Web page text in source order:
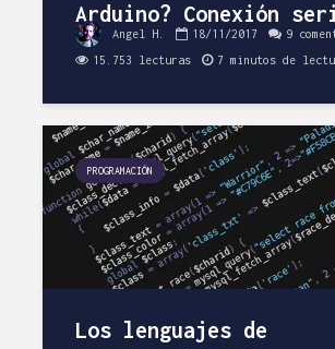
Arduino? Conexión
Angel H. 18/11/2017 9
15.753 lecturas 7 minutos de
PROGRAMACIÓN
Los lenguajes de